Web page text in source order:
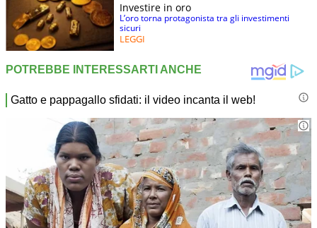
Investire in oro
L’oro torna protagonista tra gli investimenti
sicuri
LEGGI